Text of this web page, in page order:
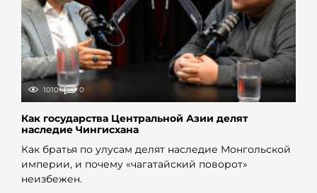
1010 0
Как государства Центральной Азии делят
наследие Чингисхана
Как братья по улусам делят наследие Монгольской
империи, и почему «чагатайский поворот»
неизбежен.